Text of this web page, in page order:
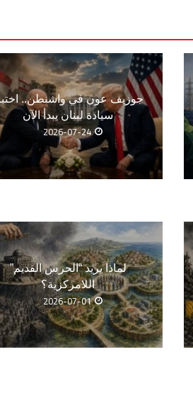
جوزيف عون في واشنطن..
سيادة لبنان يبدأ الآن
2026-07-24
لماذا يريد “الحرس القديم”
اللامركزية؟
2026-07-01